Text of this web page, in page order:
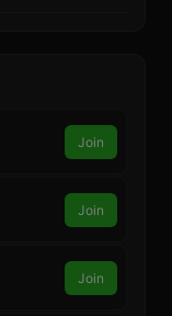
Join
Join
Join